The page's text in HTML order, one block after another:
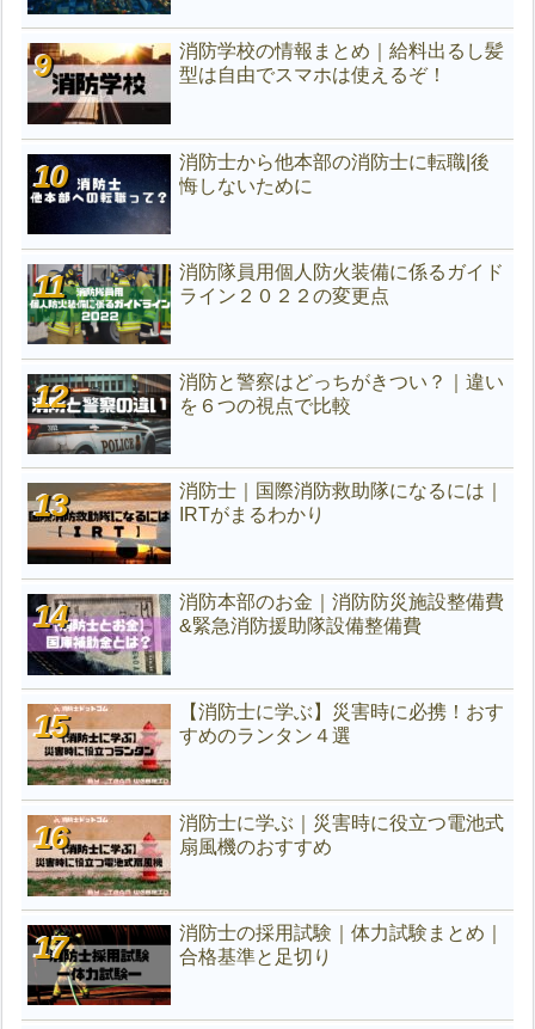
消防学校の情報まとめ｜給料出るし髪
型は自由でスマホは使えるぞ！
消防士から他本部の消防士に転職|後
悔しないために
消防隊員用個人防火装備に係るガイド
ライン２０２２の変更点
消防と警察はどっちがきつい？｜違い
を６つの視点で比較
消防士｜国際消防救助隊になるには｜
IRTがまるわかり
消防本部のお金｜消防防災施設整備費
&緊急消防援助隊設備整備費
【消防士に学ぶ】災害時に必携！おす
すめのランタン４選
消防士に学ぶ｜災害時に役立つ電池式
扇風機のおすすめ
消防士の採用試験｜体力試験まとめ｜
合格基準と足切り